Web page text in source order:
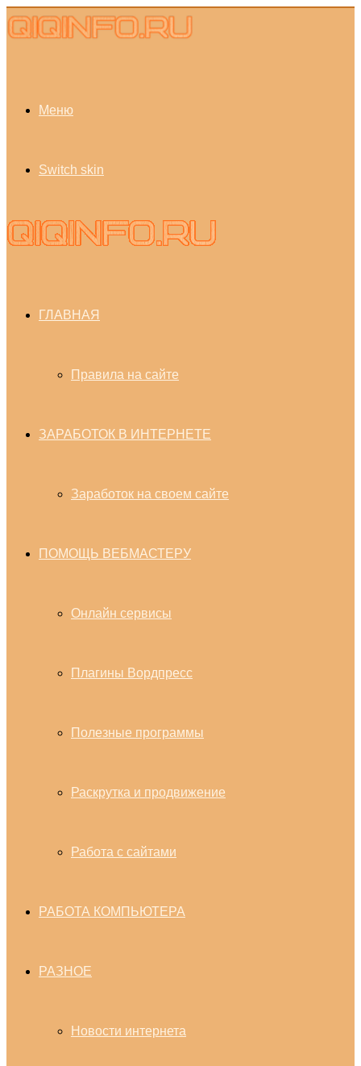
Меню
Switch skin
ГЛАВНАЯ
Правила на сайте
ЗАРАБОТОК В ИНТЕРНЕТЕ
Заработок на своем сайте
ПОМОЩЬ ВЕБМАСТЕРУ
Онлайн сервисы
Плагины Вордпресс
Полезные программы
Раскрутка и продвижение
Работа с сайтами
РАБОТА КОМПЬЮТЕРА
РАЗНОЕ
Новости интернета